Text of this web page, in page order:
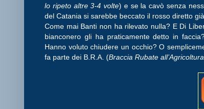
lo ripeto altre 3-4 volte) e se la cavò senza
del Catania si sarebbe beccato il rosso diretto
Come mai Banti non ha rilevato nulla? E Di
bianconero gli ha praticamente detto in
Hanno voluto chiudere un occhio? O
fa parte dei B.R.A. (Braccia Rubate all’Agricoltura